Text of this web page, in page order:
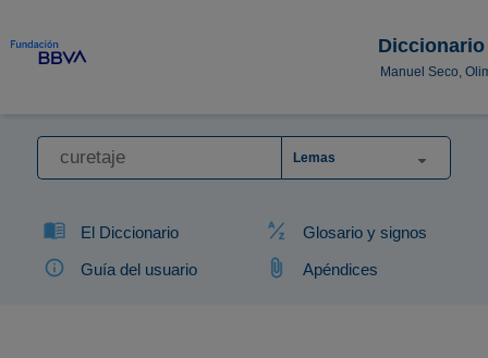
Manuel Seco,
Lemas
El Diccionario
Guía del usuario
Glosario y signos
Apéndices